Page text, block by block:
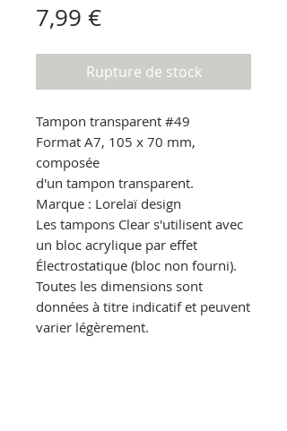
7,99 €Prix
Rupture de stock
Tampon transparent #49
Format A7, 105 x 70 mm,
composée
d'un tampon transparent.
Marque : Lorelaï design
Les tampons Clear s'utilisent avec
un bloc acrylique par effet
Électrostatique (bloc non fourni).
Toutes les dimensions sont
données à titre indicatif et peuvent
varier légèrement.